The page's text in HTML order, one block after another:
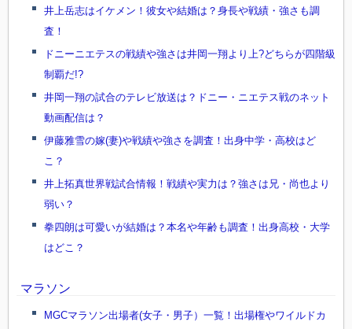
井上岳志はイケメン！彼女や結婚は？身長や戦績・強さも調
査！
ドニーニエテスの戦績や強さは井岡一翔より上?どちらが四階級
制覇だ!?
井岡一翔の試合のテレビ放送は？ドニー・ニエテス戦のネット
動画配信は？
伊藤雅雪の嫁(妻)や戦績や強さを調査！出身中学・高校はど
こ？
井上拓真世界戦試合情報！戦績や実力は？強さは兄・尚也より
弱い？
拳四朗は可愛いが結婚は？本名や年齢も調査！出身高校・大学
はどこ？
マラソン
MGCマラソン出場者(女子・男子）一覧！出場権やワイルドカ